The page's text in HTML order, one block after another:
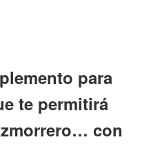
para
te permitirá
con